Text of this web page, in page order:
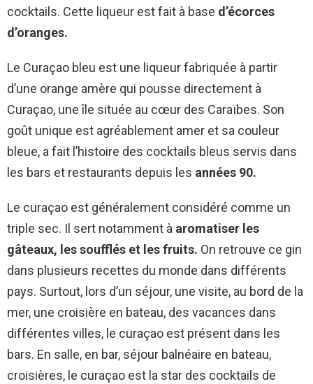
cocktails. Cette liqueur est fait à base d’écorces
d’oranges.
Le Curaçao bleu est une liqueur fabriquée à partir
d’une orange amère qui pousse directement à
Curaçao, une île située au cœur des Caraïbes. Son
goût unique est agréablement amer et sa couleur
bleue, a fait l’histoire des cocktails bleus servis dans
les bars et restaurants depuis les années 90.
Le curaçao est généralement considéré comme un
triple sec. Il sert notamment à aromatiser les
gâteaux, les soufflés et les fruits. On retrouve ce gin
dans plusieurs recettes du monde dans différents
pays. Surtout, lors d’un séjour, une visite, au bord de la
mer, une croisière en bateau, des vacances dans
différentes villes, le curaçao est présent dans les
bars. En salle, en bar, séjour balnéaire en bateau,
croisières, le curaçao est la star des cocktails de